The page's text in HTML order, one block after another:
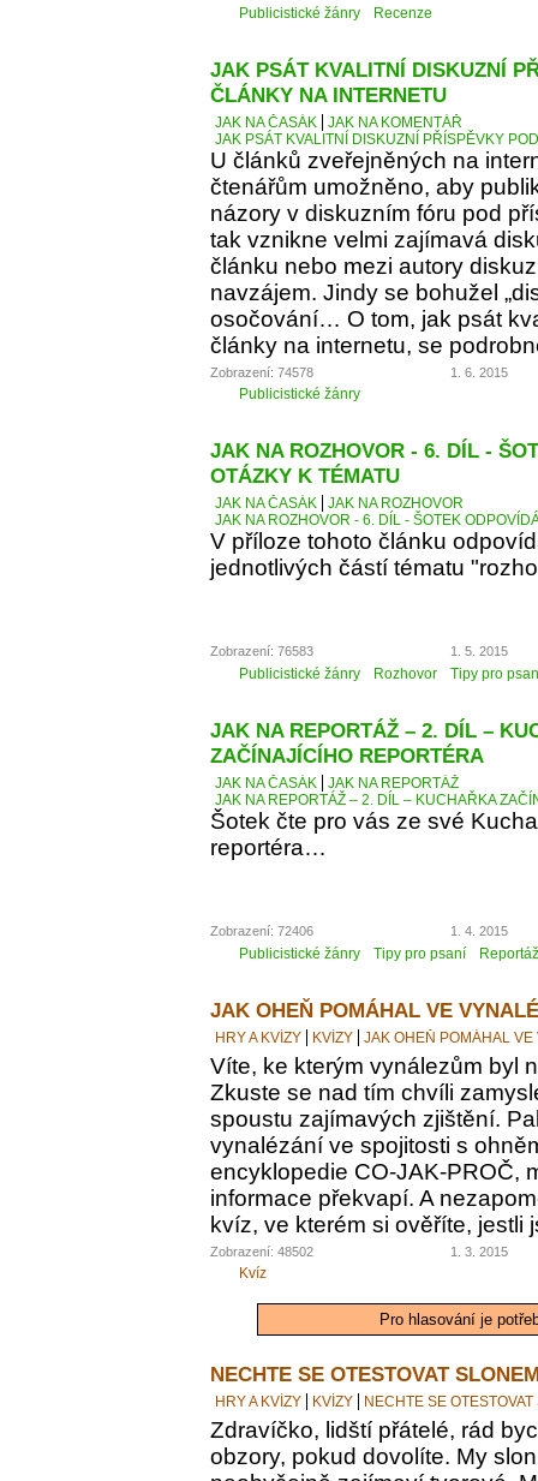
Publicistické žánry Recenze
JAK PSÁT KVALITNÍ DISKUZNÍ
ČLÁNKY NA INTERNETU
JAK NA ČASÁK
JAK NA KOMENTÁŘ
JAK PSÁT KVALITNÍ DISKUZNÍ PŘÍSPĚVKY
U článků zveřejněných na
čtenářům umožněno, aby
názory v diskuzním fóru pod
tak vznikne velmi zajímavá
článku nebo mezi autory
navzájem. Jindy se bohužel
osočování… O tom, jak psát
články na internetu, se
Zobrazení: 74578 1. 6. 2015
Publicistické žánry
JAK NA ROZHOVOR - 6. DÍL -
OTÁZKY K TÉMATU
JAK NA ČASÁK
JAK NA ROZHOVOR
JAK NA ROZHOVOR - 6. DÍL - ŠOTEK
V příloze tohoto článku
jednotlivých částí tématu
Zobrazení: 76583 1. 5. 2015
Publicistické žánry Rozhovor Tipy pro
JAK NA REPORTÁŽ – 2. DÍL –
ZAČÍNAJÍCÍHO REPORTÉRA
JAK NA ČASÁK
JAK NA REPORTÁŽ
JAK NA REPORTÁŽ – 2. DÍL – KUCHAŘKA
Šotek čte pro vás ze své
reportéra…
Zobrazení: 72406 1. 4. 2015
Publicistické žánry Tipy pro psaní Reportáž
JAK OHEŇ POMÁHAL VE
HRY A KVÍZY KVÍZY JAK OHEŇ POMÁHAL VE
Víte, ke kterým vynálezům byl
Zkuste se nad tím chvíli
spoustu zajímavých zjištění.
vynalézání ve spojitosti s
encyklopedie CO-JAK-PROČ,
informace překvapí. A
kvíz, ve kterém si ověříte, jestli
Zobrazení: 48502 1. 3. 2015
Kvíz
Pro hlasování je
NECHTE SE OTESTOVAT
HRY A KVÍZY KVÍZY NECHTE SE
Zdravíčko, lidští přátelé, rád
obzory, pokud dovolíte. My